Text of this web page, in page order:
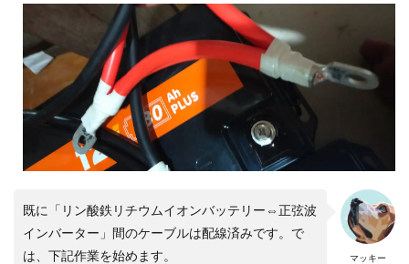
マッキー
既に「リン酸鉄リチウムイオンバッテリー⇔正弦波
インバーター」間のケーブルは配線済みです。で
は、下記作業を始めます。